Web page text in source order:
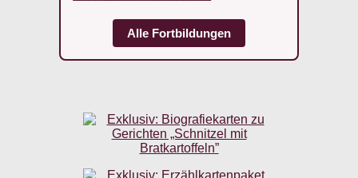
Alle Fortbildungen